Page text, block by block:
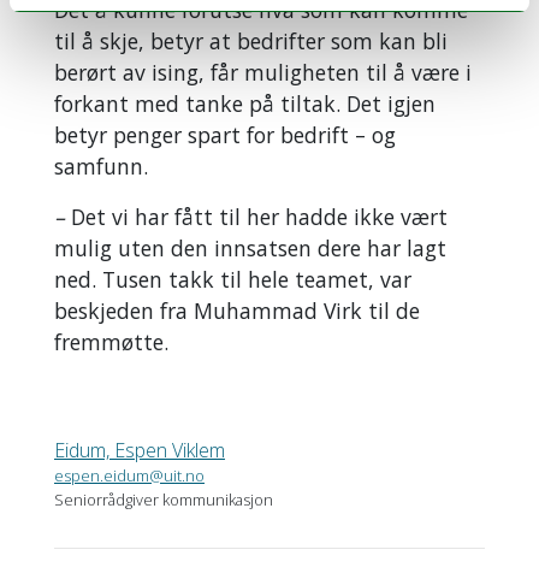
Det å kunne forutse hva som kan komme
til å skje, betyr at bedrifter som kan bli
berørt av ising, får muligheten til å være i
forkant med tanke på tiltak. Det igjen
betyr penger spart for bedrift – og
samfunn.
–Det vi har fått til her hadde ikke vært
mulig uten den innsatsen dere har lagt
ned. Tusen takk til hele teamet, var
beskjeden fra Muhammad Virk til de
fremmøtte.
Eidum, Espen Viklem
espen.eidum@uit.no
Seniorrådgiver kommunikasjon